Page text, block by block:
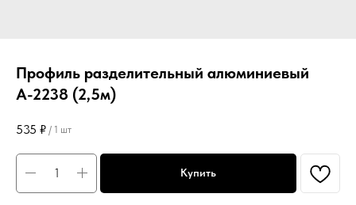
Профиль разделительный алюминиевый
А-2238 (2,5м)
535 ₽ / 1 шт
Купить